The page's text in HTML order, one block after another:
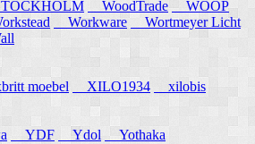
WoodTrade
WOOP
Workware
Wortmeyer Licht
moebel XILO1934 xilobis
YDF Ydol Yothaka